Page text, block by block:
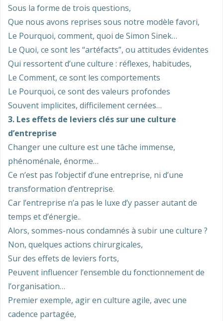
Sous la forme de trois questions,
Que nous avons reprises sous notre modèle favori,
Le Pourquoi, comment, quoi de Simon Sinek…
Le Quoi, ce sont les “artéfacts”, ou attitudes évidentes
Qui ressortent d’une culture : réflexes, habitudes,
Le Comment, ce sont les comportements
Le Pourquoi, ce sont des valeurs profondes
Souvent implicites, difficilement cernées…
3. Les effets de leviers clés sur une culture
d’entreprise
Changer une culture est une tâche immense,
phénoménale, énorme…
Ce n’est pas l’objectif d’une entreprise, ni d’une
transformation d’entreprise.
Car l’entreprise n’a pas le luxe d’y passer autant de
temps et d’énergie..
Alors, sommes-nous condamnés à subir une culture ?
Non, quelques actions chirurgicales,
Sur des effets de leviers forts,
Peuvent influencer l’ensemble du fonctionnement de
l’organisation…
Premier exemple, agir en culture agile, avec une
cadence partagée,